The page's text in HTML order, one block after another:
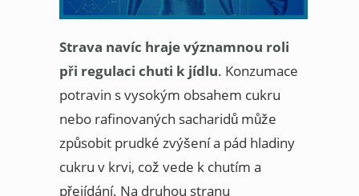
Strava navíc hraje významnou roli
při regulaci chuti k jídlu. Konzumace
potravin s vysokým obsahem cukru
nebo rafinovaných sacharidů může
způsobit prudké zvýšení a pád hladiny
cukru v krvi, což vede k chutím a
přejídání. Na druhou stranu